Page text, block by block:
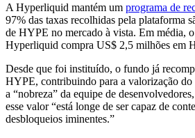
A Hyperliquid mantém um programa de
97% das taxas recolhidas pela plataforma
de HYPE no mercado à vista. Em média,
Hyperliquid compra US$ 2,5 milhões em
Desde que foi instituído, o fundo já
HYPE, contribuindo para a valorização
a “nobreza” da equipe de
esse valor “está longe de ser capaz de
desbloqueios iminentes.”